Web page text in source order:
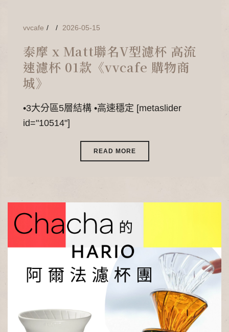
vvcafe 2026-05-15
泰摩 x Matt聯名V型濾杯 高流
速濾杯 01款《vvcafe 購物商
城》
•3大分區5層結構 •高速穩定 [metaslider
id="10514"]
READ MORE